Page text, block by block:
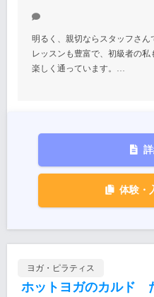
明るく、親切ならスタッフさん
レッスンも豊富で、初級者の私
楽しく通っています。…
体験・
ヨガ・ピラティス
ホットヨガのカルド